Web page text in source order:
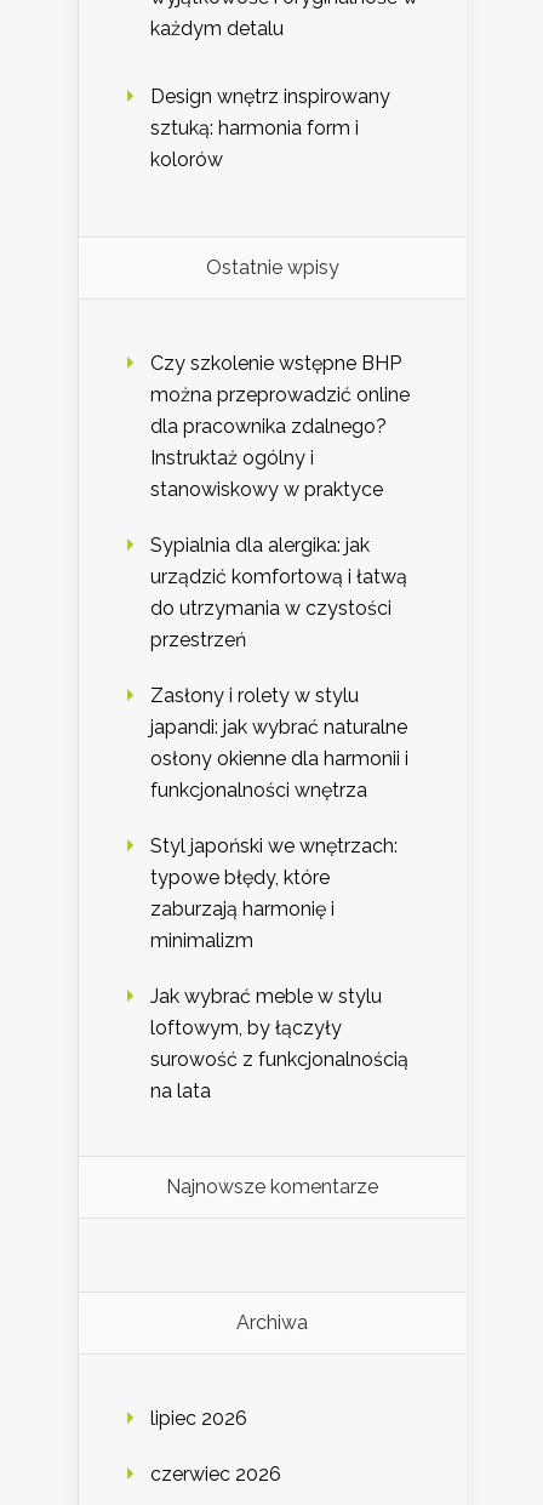
każdym detalu
Design wnętrz inspirowany
sztuką: harmonia form i
kolorów
Ostatnie wpisy
Czy szkolenie wstępne BHP
można przeprowadzić online
dla pracownika zdalnego?
Instruktaż ogólny i
stanowiskowy w praktyce
Sypialnia dla alergika: jak
urządzić komfortową i łatwą
do utrzymania w czystości
przestrzeń
Zasłony i rolety w stylu
japandi: jak wybrać naturalne
osłony okienne dla harmonii i
funkcjonalności wnętrza
Styl japoński we wnętrzach:
typowe błędy, które
zaburzają harmonię i
minimalizm
Jak wybrać meble w stylu
loftowym, by łączyły
surowość z funkcjonalnością
na lata
Najnowsze komentarze
Archiwa
lipiec 2026
czerwiec 2026